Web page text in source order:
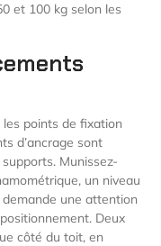
et 100 kg selon les
points de fixation
d’ancrage sont
Munissez-
un niveau
une attention
Deux
côté du toit, en